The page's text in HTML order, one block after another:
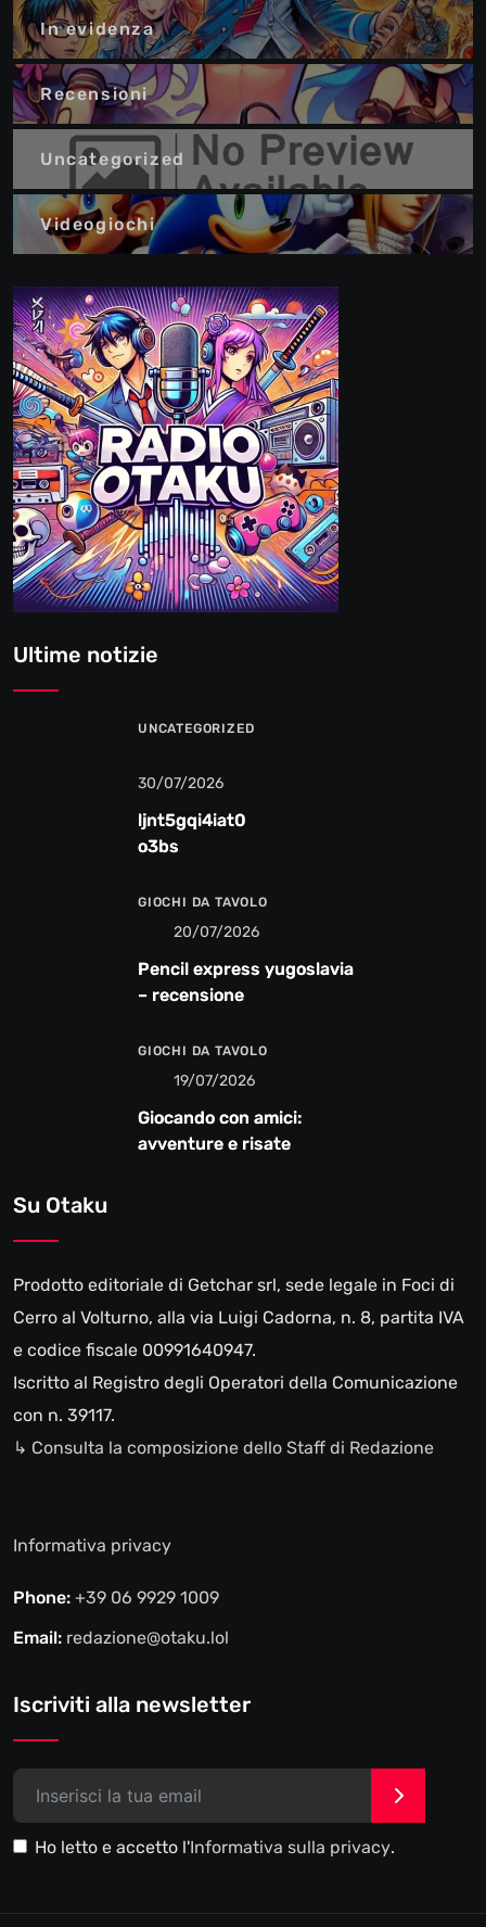
In evidenza
Recensioni
Uncategorized
Videogiochi
Ultime notizie
UNCATEGORIZED
30/07/2026
ljnt5gqi4iat0
o3bs
GIOCHI DA TAVOLO
20/07/2026
Pencil express yugoslavia
– recensione
GIOCHI DA TAVOLO
19/07/2026
Giocando con amici:
avventure e risate
Su Otaku
Prodotto editoriale di Getchar srl, sede legale in Foci di
Cerro al Volturno, alla via Luigi Cadorna, n. 8, partita IVA
e codice fiscale 00991640947.
Iscritto al Registro degli Operatori della Comunicazione
con n. 39117.
↳ Consulta la composizione dello Staff di Redazione
Informativa privacy
Phone: +39 06 9929 1009
Email: redazione@otaku.lol
Iscriviti alla newsletter
Ho letto e accetto l'Informativa sulla privacy.
>